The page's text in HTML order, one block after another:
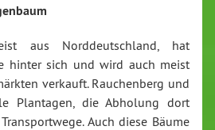
aus Norddeutschland, hat
hinter sich und wird auch meist
verkauft. Rauchenberg und
Plantagen, die Abholung dort
Auch diese Bäume